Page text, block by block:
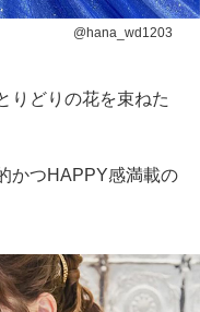
@hana_wd1203
りどりの花を束ねた
かつHAPPY感満載の